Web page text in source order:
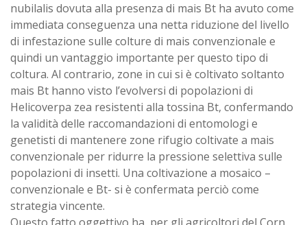
nubilalis dovuta alla presenza di mais Bt ha avuto come
immediata conseguenza una netta riduzione del livello
di infestazione sulle colture di mais convenzionale e
quindi un vantaggio importante per questo tipo di
coltura. Al contrario, zone in cui si è coltivato soltanto
mais Bt hanno visto l’evolversi di popolazioni di
Helicoverpa zea resistenti alla tossina Bt, confermando
la validità delle raccomandazioni di entomologi e
genetisti di mantenere zone rifugio coltivate a mais
convenzionale per ridurre la pressione selettiva sulle
popolazioni di insetti. Una coltivazione a mosaico –
convenzionale e Bt- si è confermata perciò come
strategia vincente.